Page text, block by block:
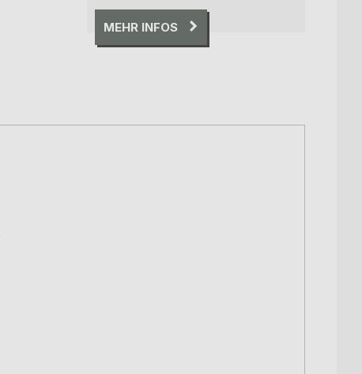
MEHR INFOS